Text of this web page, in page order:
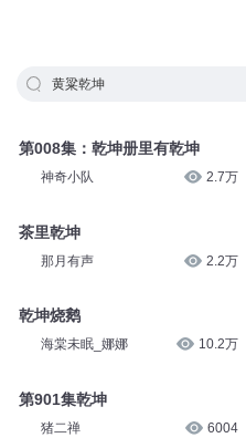
黄粱乾坤
第008集：乾坤册里有乾坤
神奇小队 2.7万
茶里乾坤
那月有声 2.2万
乾坤烧鹅
海棠未眠_娜娜 10.2万
第901集乾坤
猪二禅 6004